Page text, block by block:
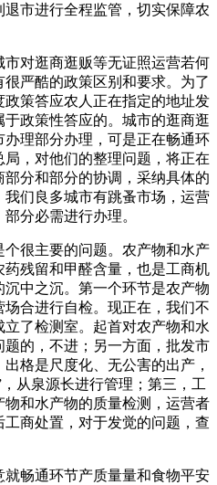
市进行全程监管，切实保障农
对逛商逛贩等无证照运营若何
严酷的政策区别和要求。为了
策答应农人正在指定的地址发
政策性答应的。城市的逛商逛
理部分办理，可是正在畅通环
，对他们的整理问题，将正在
分和部分的协调，采纳具体的
们良多城市有跳蚤市场，运营
分必需进行办理。
很主要的问题。农产物和水产
残留和甲醛含量，也是工商机
中之沉。第一个环节是农产物
合进行自检。现正在，我们不
了检测室。起首对农产物和水
的，不进；另一方面，批发市
格是尺度化、无公害的出产，
从泉源长进行管理；第三，工
和水产物的质量检测，运营者
商处置，对于发觉的问题，查
畅通环节产质量量和食物平安